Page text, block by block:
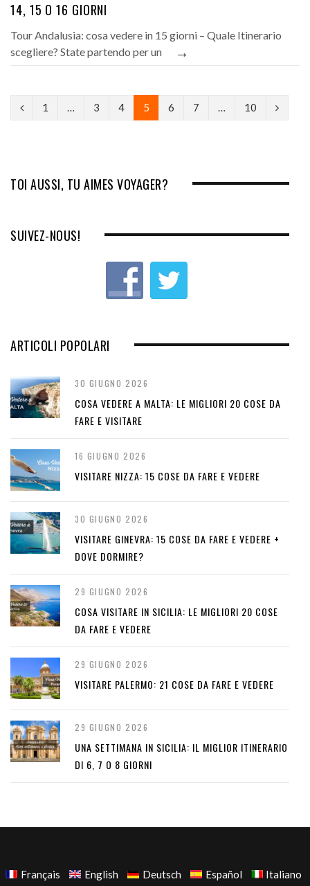
14, 15 O 16 GIORNI
Tour Andalusia: cosa vedere in 15 giorni – Quale Itinerario
scegliere? State partendo per un
→
P
v
o
1 … 3 4 5 6 7 … 10
N
t
TOI AUSSI, TU AIMES VOYAGER?
SUIVEZ-NOUS!
ARTICOLI POPOLARI
30 GIUGNO 2026
COSA VEDERE A MALTA: LE MIGLIORI 20 COSE DA
FARE E VISITARE
16 GIUGNO 2026
VISITARE NIZZA: 15 COSE DA FARE E VEDERE
30 GIUGNO 2026
VISITARE GINEVRA: 15 COSE DA FARE E VEDERE +
DOVE DORMIRE?
29 GIUGNO 2026
COSA VISITARE IN SICILIA: LE MIGLIORI 20 COSE
DA FARE E VEDERE
29 GIUGNO 2026
VISITARE PALERMO: 21 COSE DA FARE E VEDERE
29 GIUGNO 2026
UNA SETTIMANA IN SICILIA: IL MIGLIOR ITINERARIO
DI 6, 7 O 8 GIORNI
Français English Deutsch Español
Italiano